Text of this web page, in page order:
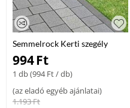
Semmelrock Kerti szegély
szürke íves 100x25x5
994Ft
1 db (994Ft/ db)
(az eladó egyéb ajánlatai)
1.193Ft